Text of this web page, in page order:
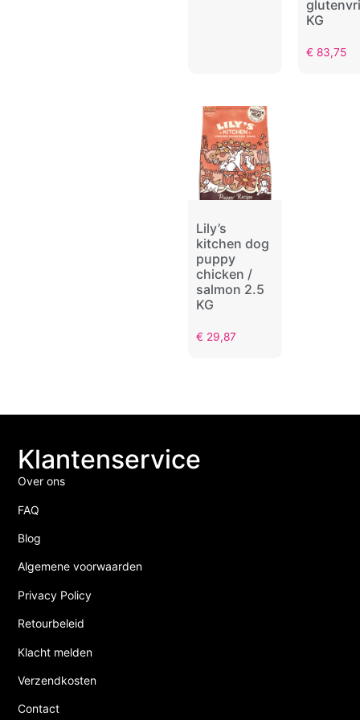
KG
€ 83,75
Lily’s
kitchen dog
puppy
chicken /
salmon 2.5
KG
€ 29,87
Klantenservice
Over ons
FAQ
Blog
Algemene voorwaarden
Privacy Policy
Retourbeleid
Klacht melden
Verzendkosten
Contact